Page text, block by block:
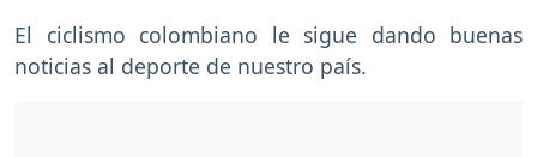
El ciclismo colombiano le sigue dando buenas
noticias al deporte de nuestro país.